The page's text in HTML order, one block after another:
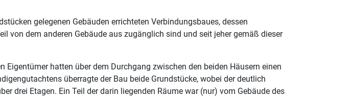
gelegenen Gebäuden errichteten Verbindungsbaues, dessen
von dem anderen Gebäude aus zugänglich sind und seit jeher gemäß dieser
hatten über dem Durchgang zwischen den beiden Häusern einen
überragte der Bau beide Grundstücke, wobei der deutlich
drei Etagen. Ein Teil der darin liegenden Räume war (nur) vom Gebäude des